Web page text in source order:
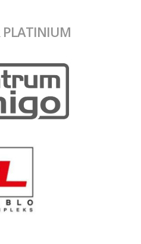
PLATINIUM